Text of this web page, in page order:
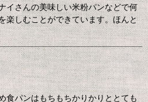
イさんの美味しい米粉パンなどで何
楽しむことができています。ほんと
食パンはもちもちかりかりととても